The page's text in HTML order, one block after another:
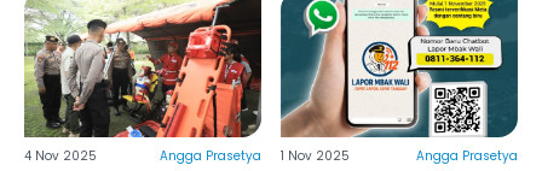
4 Nov 2025 Angga Prasetya 1 Nov 2025 Angga Prasetya